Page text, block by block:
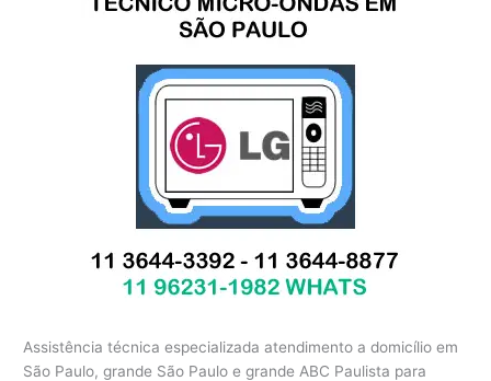
Assistência técnica especializada atendimento a domicílio em
São Paulo, grande São Paulo e grande ABC Paulista para